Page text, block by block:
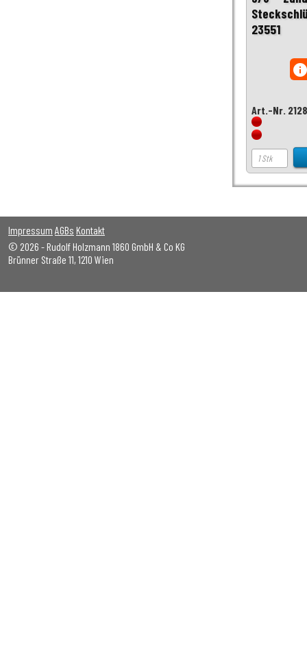
23551
Art.-Nr.
Impressum AGBs Kontakt
© 2026 - Rudolf Holzmann 1860 GmbH & Co KG
Brünner Straße 11, 1210 Wien